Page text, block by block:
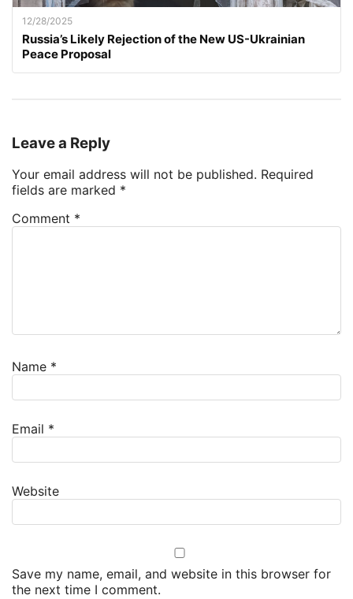
12/28/2025
Russia’s Likely Rejection of the New US-Ukrainian
Peace Proposal
Leave a Reply
Your email address will not be published. Required
fields are marked *
Comment *
Name *
Email *
Website
Save my name, email, and website in this browser for
the next time I comment.